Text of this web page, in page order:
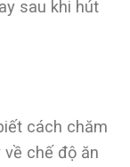
sau khi hút
cách chăm
chế độ ăn